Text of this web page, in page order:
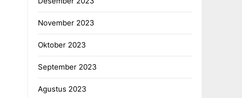
November 2023
Oktober 2023
September 2023
Agustus 2023